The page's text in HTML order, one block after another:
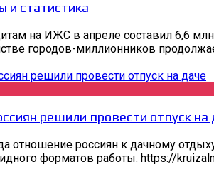
и статистика
на ИЖС в апреле составил 6,6
городов-миллионников
решили провести отпуск на
отношение россиян к дачному
форматов работы. https://